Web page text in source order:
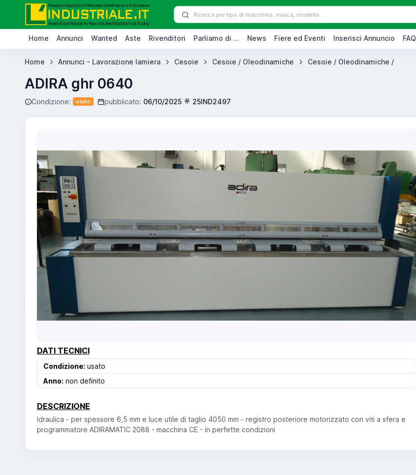
Home Annunci Wanted Aste Rivenditori Parliamo di ... News Fiere ed Eventi Inserisci Annuncio FAQ
Home Annunci - Lavorazione lamiera Cesoie Cesoie / Oleodinamiche Cesoie / Oleodinamiche /
ADIRA ghr 0640
Condizione: usato pubblicato: 06/10/2025 25IND2497
DATI TECNICI
Condizione: usato
Anno: non definito
DESCRIZIONE
Idraulica - per spessore 6,5 mm e luce utile di taglio 4050 mm - registro posteriore motorizzato con viti a sfera e
programmatore ADIRAMATIC 2088 - macchina CE - in perfette condizioni